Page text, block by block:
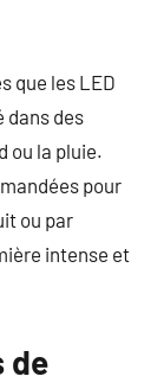
que les LED
dans des
ou la pluie.
pour
ou par
intense et
de